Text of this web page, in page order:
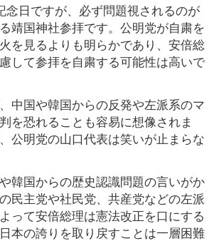
念日ですが、必ず問題視されるのが
靖国神社参拝です。公明党が自粛を
を見るよりも明らかであり、安倍総
して参拝を自粛する可能性は高いで
中国や韓国からの反発や左派系のマ
を恐れることも容易に想像されま
公明党の山口代表は笑いが止まらな
韓国からの歴史認識問題の言いがか
民主党や社民党、共産党などの左派
って安倍総理は憲法改正を口にする
本の誇りを取り戻すことは一層困難